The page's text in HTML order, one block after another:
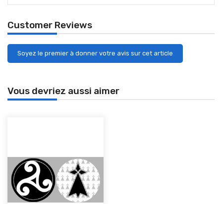
Customer Reviews
Soyez le premier à donner votre avis sur cet article
Vous devriez aussi aimer